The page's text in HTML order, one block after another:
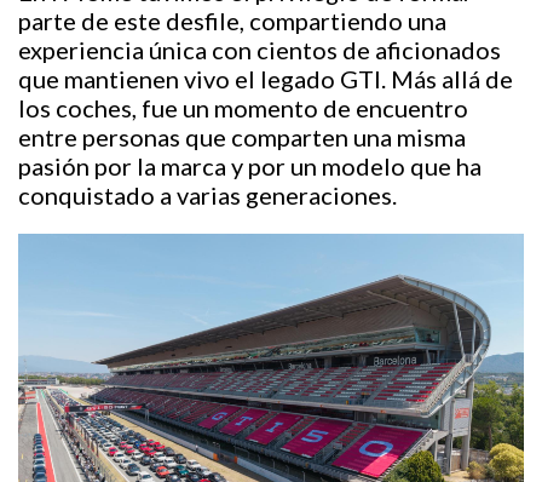
parte de este desfile, compartiendo una
experiencia única con cientos de aficionados
que mantienen vivo el legado GTI. Más allá de
los coches, fue un momento de encuentro
entre personas que comparten una misma
pasión por la marca y por un modelo que ha
conquistado a varias generaciones.